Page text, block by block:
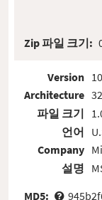
Zip 파일 크기:
Version
Architecture
파일 크기
언어
Company
설명
32
MD5: